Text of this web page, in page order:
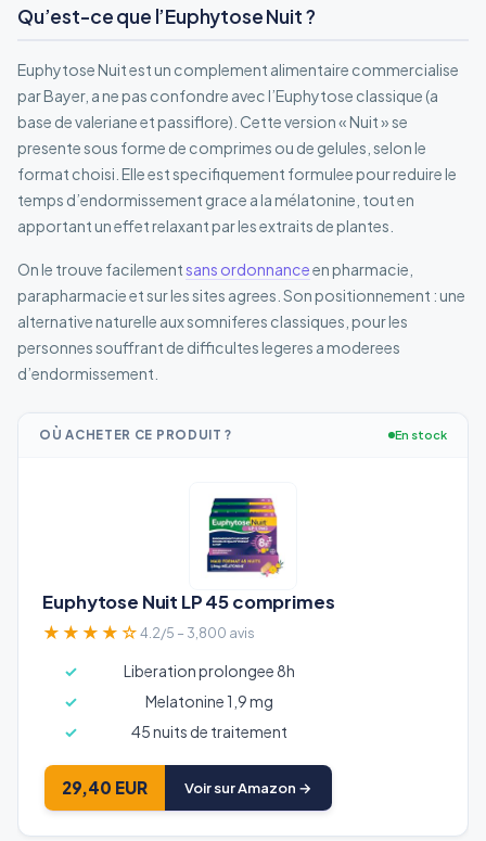
Qu’est-ce que l’Euphytose Nuit ?
Euphytose Nuit est un complement alimentaire commercialise
par Bayer, a ne pas confondre avec l’Euphytose classique (a
base de valeriane et passiflore). Cette version « Nuit » se
presente sous forme de comprimes ou de gelules, selon le
format choisi. Elle est specifiquement formulee pour reduire le
temps d’endormissement grace a la mélatonine, tout en
apportant un effet relaxant par les extraits de plantes.
On le trouve facilementsans ordonnanceen pharmacie,
parapharmacie et sur les sites agrees. Son positionnement : une
alternative naturelle aux somniferes classiques, pour les
personnes souffrant de difficultes legeres a moderees
d’endormissement.
OÙ ACHETER CE PRODUIT ? En stock
Euphytose Nuit LP 45 comprimes
★★★★☆4.2/5 – 3,800 avis
Liberation prolongee 8h
Melatonine 1,9 mg
45 nuits de traitement
29,40 EUR Voir sur Amazon →